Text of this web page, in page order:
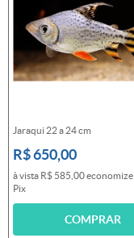
Jaraqui 22 a 24 cm
R$ 650,00
à vista R$ 585,00economize
Pix
COMPRAR